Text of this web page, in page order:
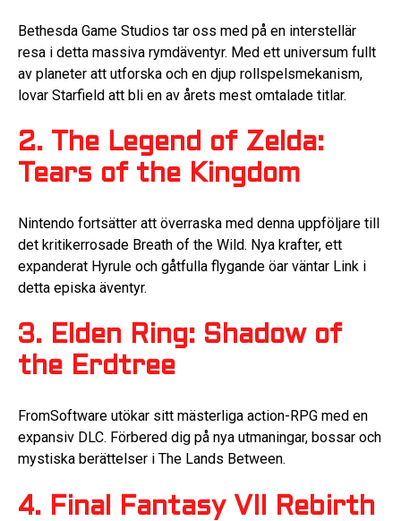
Bethesda Game Studios tar oss med på en interstellär
resa i detta massiva rymdäventyr. Med ett universum fullt
av planeter att utforska och en djup rollspelsmekanism,
lovar Starfield att bli en av årets mest omtalade titlar.
2. The Legend of Zelda:
Tears of the Kingdom
Nintendo fortsätter att överraska med denna uppföljare till
det kritikerrosade Breath of the Wild. Nya krafter, ett
expanderat Hyrule och gåtfulla flygande öar väntar Link i
detta episka äventyr.
3. Elden Ring: Shadow of
the Erdtree
FromSoftware utökar sitt mästerliga action-RPG med en
expansiv DLC. Förbered dig på nya utmaningar, bossar och
mystiska berättelser i The Lands Between.
4. Final Fantasy VII Rebirth